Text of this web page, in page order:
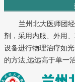
兰州北大医师团
剂，采用内服、外用
设备进行物理治疗如
的方法,远远高于单一